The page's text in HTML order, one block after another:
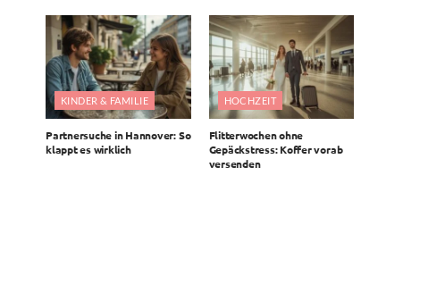
KINDER & FAMILIE
Partnersuche in Hannover: So
klappt es wirklich
HOCHZEIT
Flitterwochen ohne
Gepäckstress: Koffer vorab
versenden